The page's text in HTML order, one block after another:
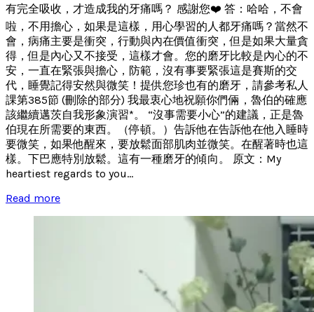
有完全吸收，才造成我的牙痛嗎？ 感謝您❤️ 答：哈哈，不會
啦，不用擔心，如果是這樣，用心學習的人都牙痛嗎？當然不
會，病痛主要是衝突，行動與內在價值衝突，但是如果大量貪
得，但是內心又不接受，這樣才會。您的磨牙比較是內心的不
安，一直在緊張與擔心，防範，沒有事要緊張這是賽斯的交
代，睡覺記得安然與微笑！提供您珍也有的磨牙，請參考私人
課第385節 (刪除的部分) 我最衷心地祝願你們倆，魯伯的確應
該繼續邁茨自我形象演習*。 “沒事需要小心”的建議，正是魯
伯現在所需要的東西。（停頓。）告訴他在告訴他在他入睡時
要微笑，如果他醒來，要放鬆面部肌肉並微笑。在醒著時也這
樣。下巴應特別放鬆。這有一種磨牙的傾向。 原文：My
heartiest regards to you...
Read more